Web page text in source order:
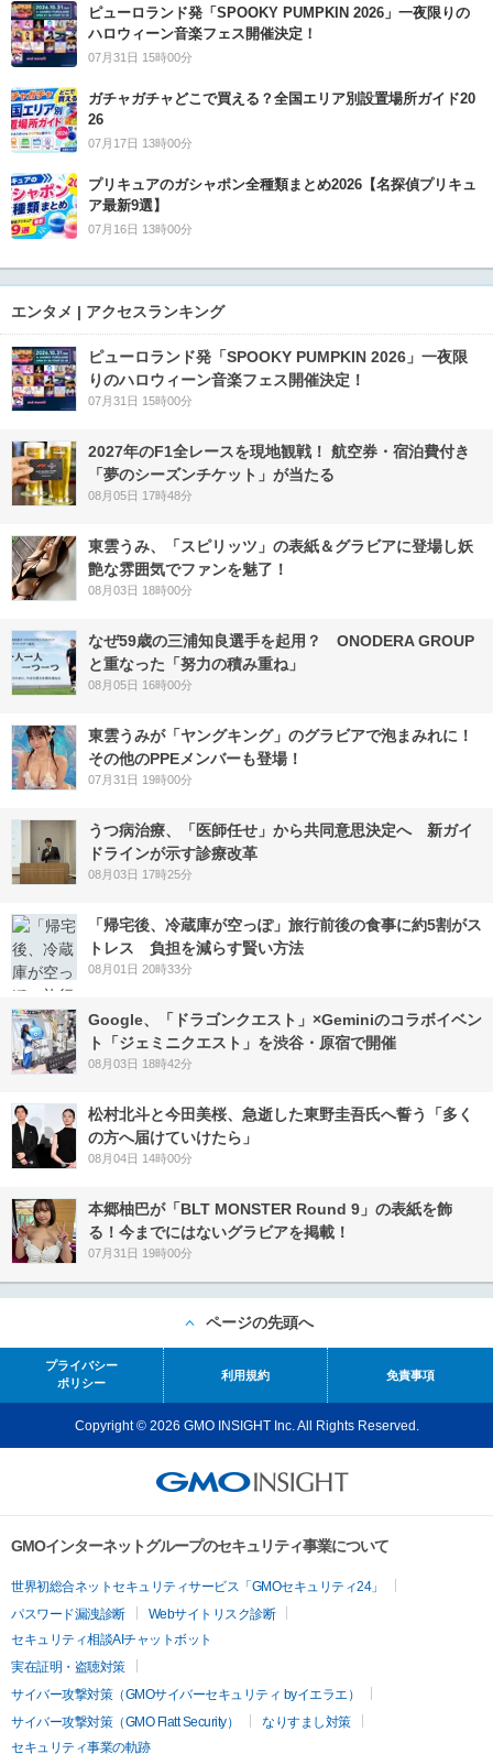
ピューロランド発「SPOOKY PUMPKIN 2026」一夜限りの
ハロウィーン音楽フェス開催決定！
07月31日 15時00分
ガチャガチャどこで買える？全国エリア別設置場所ガイド20
26
07月17日 13時00分
プリキュアのガシャポン全種類まとめ2026【名探偵プリキュ
ア最新9選】
07月16日 13時00分
エンタメ | アクセスランキング
ピューロランド発「SPOOKY PUMPKIN 2026」一夜限
りのハロウィーン音楽フェス開催決定！
07月31日 15時00分
2027年のF1全レースを現地観戦！ 航空券・宿泊費付き
「夢のシーズンチケット」が当たる
08月05日 17時48分
東雲うみ、「スピリッツ」の表紙＆グラビアに登場し妖
艶な雰囲気でファンを魅了！
08月03日 18時00分
なぜ59歳の三浦知良選手を起用？ ONODERA GROUP
と重なった「努力の積み重ね」
08月05日 16時00分
東雲うみが「ヤングキング」のグラビアで泡まみれに！
その他のPPEメンバーも登場！
07月31日 19時00分
うつ病治療、「医師任せ」から共同意思決定へ 新ガイ
ドラインが示す診療改革
08月03日 17時25分
「帰宅後、冷蔵庫が空っぽ」旅行前後の食事に約5割がス
トレス 負担を減らす賢い方法
08月01日 20時33分
Google、「ドラゴンクエスト」×Geminiのコラボイベン
ト「ジェミニクエスト」を渋谷・原宿で開催
08月03日 18時42分
松村北斗と今田美桜、急逝した東野圭吾氏へ誓う「多く
の方へ届けていけたら」
08月04日 14時00分
本郷柚巴が「BLT MONSTER Round 9」の表紙を飾
る！今までにはないグラビアを掲載！
07月31日 19時00分
ページの先頭へ
プライバシー
ポリシー
利用規約 免責事項
Copyright © 2026 GMO INSIGHT Inc. All Rights Reserved.
GMOインターネットグループのセキュリティ事業について
世界初総合ネットセキュリティサービス「GMOセキュリティ24」
パスワード漏洩診断
Webサイトリスク診断
セキュリティ相談AIチャットボット
実在証明・盗聴対策
サイバー攻撃対策（GMOサイバーセキュリティ byイエラエ）
サイバー攻撃対策（GMO Flatt Security）
なりすまし対策
セキュリティ事業の軌跡